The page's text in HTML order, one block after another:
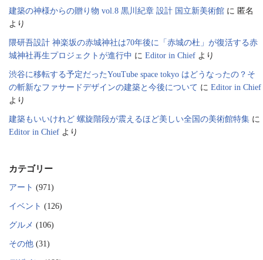
建築の神様からの贈り物 vol.8 黒川紀章 設計 国立新美術館 に 匿名
より
隈研吾設計 神楽坂の赤城神社は70年後に「赤城の杜」が復活する赤
城神社再生プロジェクトが進行中 に Editor in Chief より
渋谷に移転する予定だったYouTube space tokyo はどうなったの？そ
の斬新なファサードデザインの建築と今後について に Editor in Chief
より
建築もいいけれど 螺旋階段が震えるほど美しい全国の美術館特集 に
Editor in Chief より
カテゴリー
アート (971)
イベント (126)
グルメ (106)
その他 (31)